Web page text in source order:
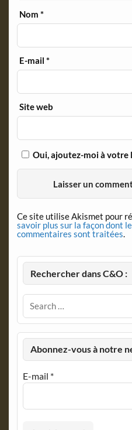
Nom*
E-mail*
Site web
Oui, ajoutez-moi à votre
Ce site utilise Akismet pour
savoir plus sur la façon dont
commentaires sont traitées.
Rechercher dans C&O :
Abonnez-vous à notre
E-mail *